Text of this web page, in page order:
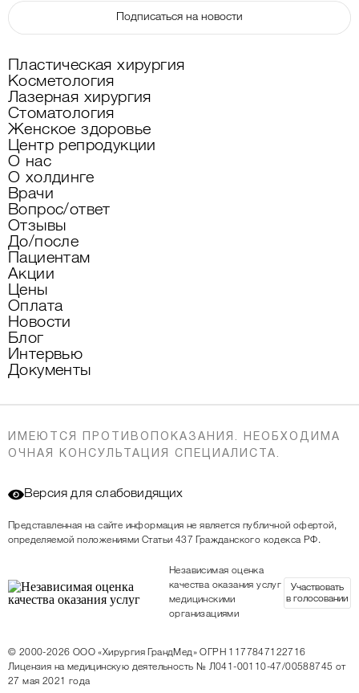
Подписаться на новости
Пластическая хирургия
Косметология
Лазерная хирургия
Стоматология
Женское здоровье
Центр репродукции
О нас
О холдинге
Врачи
Вопрос/ответ
Отзывы
До/после
Пациентам
Акции
Цены
Оплата
Новости
Блог
Интервью
Документы
ИМЕЮТСЯ ПРОТИВОПОКАЗАНИЯ. НЕОБХОДИМА
ОЧНАЯ КОНСУЛЬТАЦИЯ СПЕЦИАЛИСТА.
Версия для слабовидящих
Представленная на сайте информация не является публичной офертой,
определяемой положениями Статьи 437 Гражданского кодекса РФ.
Независимая оценка
качества оказания услуг
медицинскими
организациями
Участвовать
в голосовании
© 2000-2026 ООО «Хирургия ГрандМед» ОГРН 1177847122716
Лицензия на медицинскую деятельность № Л041-00110-47/00588745 от
27 мая 2021 года